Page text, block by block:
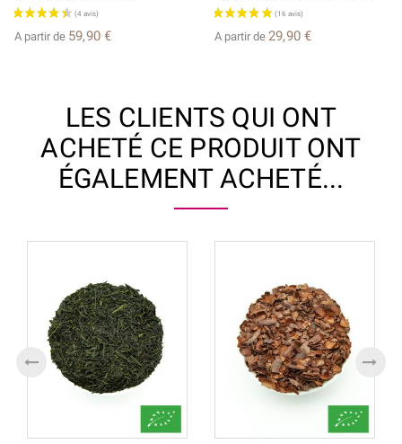
A partir de 59,90 € A partir de 29,90 €
LES CLIENTS QUI ONT
ACHETÉ CE PRODUIT ONT
ÉGALEMENT ACHETÉ...